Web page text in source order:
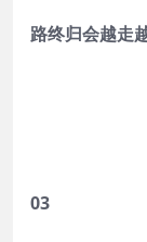
路终归会越走
03